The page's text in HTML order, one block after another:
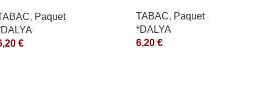
TABAC, Paquet
*DALYA
6,20 €
, Paquet
€